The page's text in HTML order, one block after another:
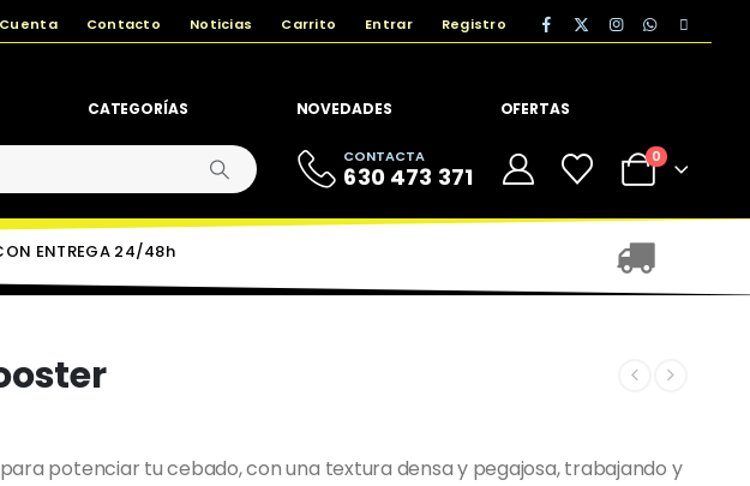
Contacto Noticias Carrito Entrar Registro
CATEGORÍAS NOVEDADES OFERTAS
CONTACTA
630 473 371
0
ENTREGA 24/48h
potenciar tu cebado, con una textura densa y pegajosa, trabajando y